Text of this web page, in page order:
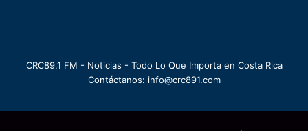
CRC89.1 FM - Noticias - Todo Lo Que Importa en Costa Rica
Contáctanos: info@crc891.com